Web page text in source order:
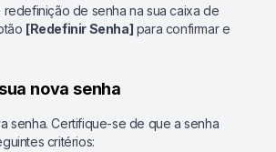
redefinição de senha na sua caixa de
[Redefinir Senha] para confirmar e
nova senha
senha. Certifique-se de que a senha
critérios: